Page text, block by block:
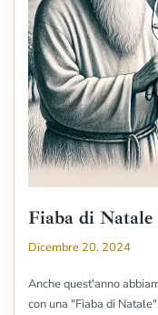
Fiaba di Natale
Dicembre 20, 2024
Anche quest'anno
con una "Fiaba di